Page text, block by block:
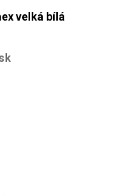
velká bílá